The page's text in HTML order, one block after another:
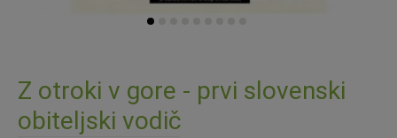
to
the
beginning
Z otroki v gore - prvi slovenski
obiteljski vodič